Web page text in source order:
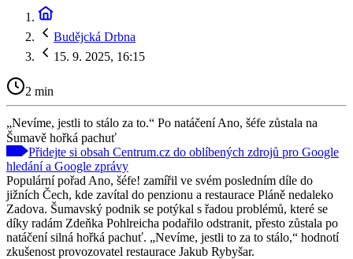
Budějcká Drbna
15. 9. 2025, 16:15
2 min
„Nevíme, jestli to stálo za to.“ Po natáčení Ano, šéfe zůstala na
Šumavě hořká pachuť
Přidejte si obsah Centrum.cz do oblíbených zdrojů pro Google
hledání a Google zprávy
Populární pořad Ano, šéfe! zamířil ve svém posledním díle do
jižních Čech, kde zavítal do penzionu a restaurace Pláně nedaleko
Zadova. Šumavský podnik se potýkal s řadou problémů, které se
díky radám Zdeňka Pohlreicha podařilo odstranit, přesto zůstala po
natáčení silná hořká pachuť. „Nevíme, jestli to za to stálo,“ hodnotí
zkušenost provozovatel restaurace Jakub Rybyšar.